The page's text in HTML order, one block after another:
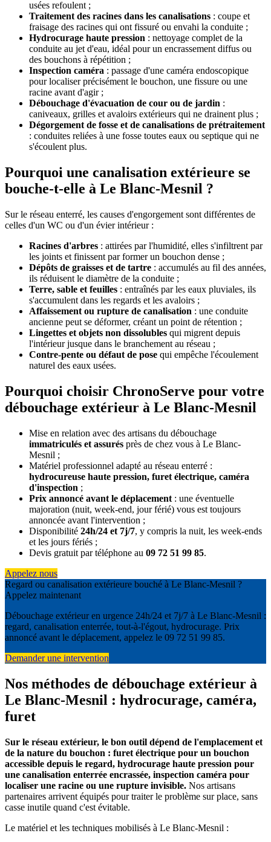
usées refoulent ;
Traitement des racines dans les canalisations : coupe et
fraisage des racines qui ont fissuré ou envahi la conduite ;
Hydrocurage haute pression : nettoyage complet de la
conduite au jet d'eau, idéal pour un encrassement diffus ou
des bouchons à répétition ;
Inspection caméra : passage d'une caméra endoscopique
pour localiser précisément le bouchon, une fissure ou une
racine avant d'agir ;
Débouchage d'évacuation de cour ou de jardin :
caniveaux, grilles et avaloirs extérieurs qui ne drainent plus ;
Dégorgement de fosse et de canalisations de prétraitement
: conduites reliées à une fosse toutes eaux ou septique qui ne
s'écoulent plus.
Pourquoi une canalisation extérieure se
bouche-t-elle à Le Blanc-Mesnil ?
Sur le réseau enterré, les causes d'engorgement sont différentes de
celles d'un WC ou d'un évier intérieur :
Racines d'arbres : attirées par l'humidité, elles s'infiltrent par
les joints et finissent par former un bouchon dense ;
Dépôts de graisses et de tartre : accumulés au fil des années,
ils réduisent le diamètre de la conduite ;
Terre, sable et feuilles : entraînés par les eaux pluviales, ils
s'accumulent dans les regards et les avaloirs ;
Affaissement ou rupture de canalisation : une conduite
ancienne peut se déformer, créant un point de rétention ;
Lingettes et objets non dissolubles qui migrent depuis
l'intérieur jusque dans le branchement au réseau ;
Contre-pente ou défaut de pose qui empêche l'écoulement
naturel des eaux usées.
Pourquoi choisir ChronoServe pour votre
débouchage extérieur à Le Blanc-Mesnil
Mise en relation avec des artisans du débouchage
immatriculés et assurés près de chez vous à Le Blanc-
Mesnil ;
Matériel professionnel adapté au réseau enterré :
hydrocureuse haute pression, furet électrique, caméra
d'inspection ;
Prix annoncé avant le déplacement : une éventuelle
majoration (nuit, week-end, jour férié) vous est toujours
annoncée avant l'intervention ;
Disponibilité 24h/24 et 7j/7, y compris la nuit, les week-ends
et les jours fériés ;
Devis gratuit par téléphone au 09 72 51 99 85.
Appelez nous
Regard ou canalisation extérieure bouché à Le Blanc-Mesnil ?
Appelez maintenant
Débouchage extérieur en urgence 24h/24 et 7j/7 à Le Blanc-Mesnil :
regard, canalisation enterrée, tout-à-l'égout, hydrocurage. Prix
annoncé avant le déplacement, appelez le 09 72 51 99 85.
Demander une intervention
Nos méthodes de débouchage extérieur à
Le Blanc-Mesnil : hydrocurage, caméra,
furet
Sur le réseau extérieur, le bon outil dépend de l'emplacement et
de la nature du bouchon : furet électrique pour un bouchon
accessible depuis le regard, hydrocurage haute pression pour
une canalisation enterrée encrassée, inspection caméra pour
localiser une racine ou une rupture invisible. Nos artisans
partenaires arrivent équipés pour traiter le problème sur place, sans
casse inutile quand c'est évitable.
Le matériel et les techniques mobilisés à Le Blanc-Mesnil :